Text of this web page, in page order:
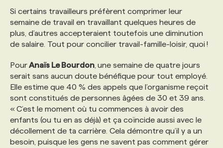
Si certains travailleurs préfèrent comprimer leur
semaine de travail en travaillant quelques heures de
plus, d’autres accepteraient toutefois une diminution
de salaire. Tout pour concilier travail-famille-loisir, quoi !
PourAnaïs Le Bourdon une semaine de quatre jours
serait sans aucun doute bénéfique pour tout employé.
Elle estime que 40 % des appels que l’organisme reçoit
sont constitués de personnes âgées de 30 et 39 ans.
« C’est le moment où tu commences à avoir des
enfants (ou tu en as déjà) et ça coïncide aussi avec le
décollement de ta carrière. Cela démontre qu’il y a un
besoin, puisque les gens ne savent pas comment gérer